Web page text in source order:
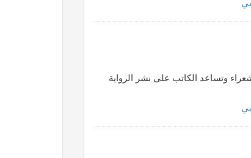
وتساعد الكاتب على نشر الرواية